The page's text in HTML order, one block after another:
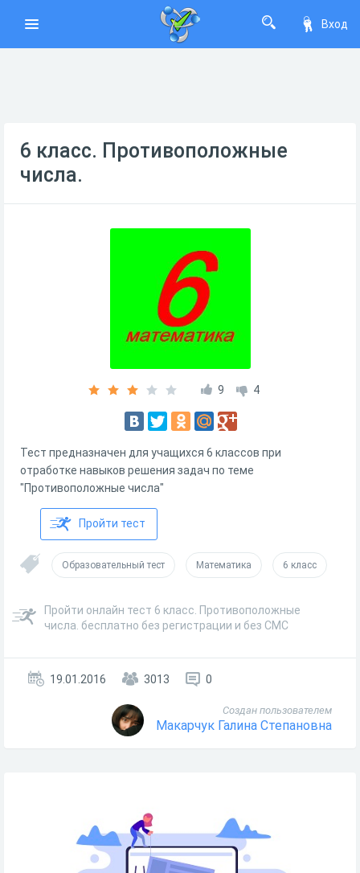
Вход
6 класс. Противоположные
числа.
9 4
Тест предназначен для учащихся 6 классов при
отработке навыков решения задач по теме
"Противоположные числа"
Пройти тест
Образовательный тест Математика 6 класс
Пройти онлайн тест 6 класс. Противоположные
числа. бесплатно без регистрации и без СМС
19.01.2016 3013 0
Создан пользователем
Макарчук Галина Степановна